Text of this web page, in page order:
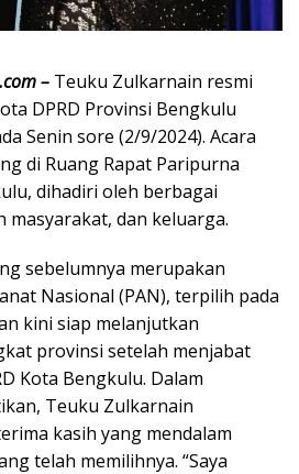
– Teuku Zulkarnain resmi
DPRD Provinsi Bengkulu
Senin sore (2/9/2024). Acara
di Ruang Rapat Paripurna
dihadiri oleh berbagai
masyarakat, dan keluarga.
sebelumnya merupakan
Nasional (PAN), terpilih pada
kini siap melanjutkan
provinsi setelah menjabat
Kota Bengkulu. Dalam
Teuku Zulkarnain
kasih yang mendalam
telah memilihnya. “Saya